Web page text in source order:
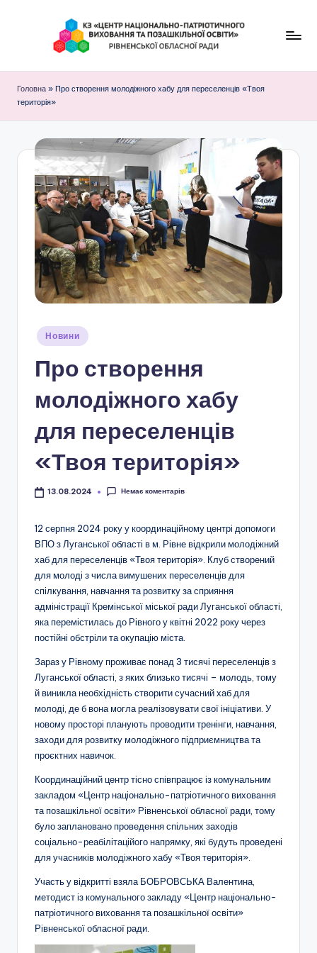
З
"
Ц
е
н
т
р
н
а
ц
і
о
н
а
ь
н
о
п
а
т
р
і
т
и
ч
н
г
о
в
и
х
о
в
Головна » Про створення молодіжного хабу для переселенців «Твоя
територія»
Опубліковано
Новини
Про створення
молодіжного хабу
для переселенців
«Твоя територія»
13.08.2024 Немає коментарів
12 серпня 2024 року у координаційному центрі допомоги
ВПО з Луганської області в м. Рівне відкрили молодіжний
хаб для переселенців «Твоя територія». Клуб створений
для молоді з числа вимушених переселенців для
спілкування, навчання та розвитку за сприяння
адміністрації Кремінської міської ради Луганської області,
яка перемістилась до Рівного у квітні 2022 року через
постійні обстріли та окупацію міста.
Зараз у Рівному проживає понад 3 тисячі переселенців з
Луганської області, з яких близько тисячі – молодь, тому
й виникла необхідність створити сучасний хаб для
молоді, де б вона могла реалізовувати свої ініціативи. У
новому просторі планують проводити тренінги, навчання,
заходи для розвитку молодіжного підприємництва та
проєктних навичок.
Координаційний центр тісно співпрацює із комунальним
закладом «Центр національно-патріотичного виховання
та позашкільної освіти» Рівненської обласної ради, тому
було заплановано проведення спільних заходів
соціально-реабілітаційого напрямку, які будуть проведені
для учасників молодіжного хабу «Твоя територія».
Участь у відкритті взяла БОБРОВСЬКА Валентина,
методист із комунального закладу «Центр національно-
патріотичного виховання та позашкільної освіти»
Рівненської обласної ради.